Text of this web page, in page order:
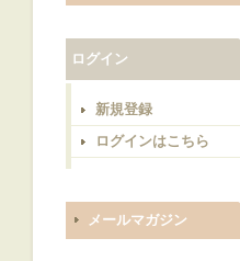
ログイン
新規登録
ログインはこちら
メールマガジン